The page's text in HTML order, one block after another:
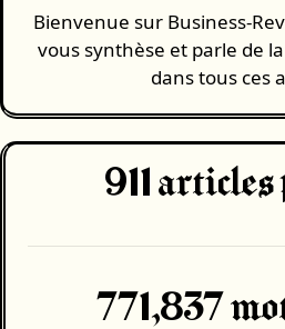
Bienvenue sur Business-
vous synthèse et parle de
dans tous ces
911 articles
771,837